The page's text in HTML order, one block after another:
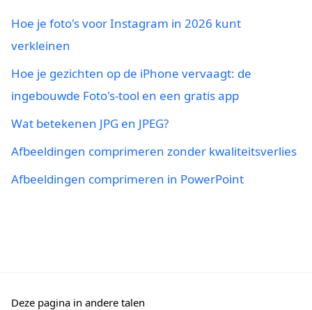
Hoe je foto's voor Instagram in 2026 kunt
verkleinen
Hoe je gezichten op de iPhone vervaagt: de
ingebouwde Foto's-tool en een gratis app
Wat betekenen JPG en JPEG?
Afbeeldingen comprimeren zonder kwaliteitsverlies
Afbeeldingen comprimeren in PowerPoint
Deze pagina in andere talen